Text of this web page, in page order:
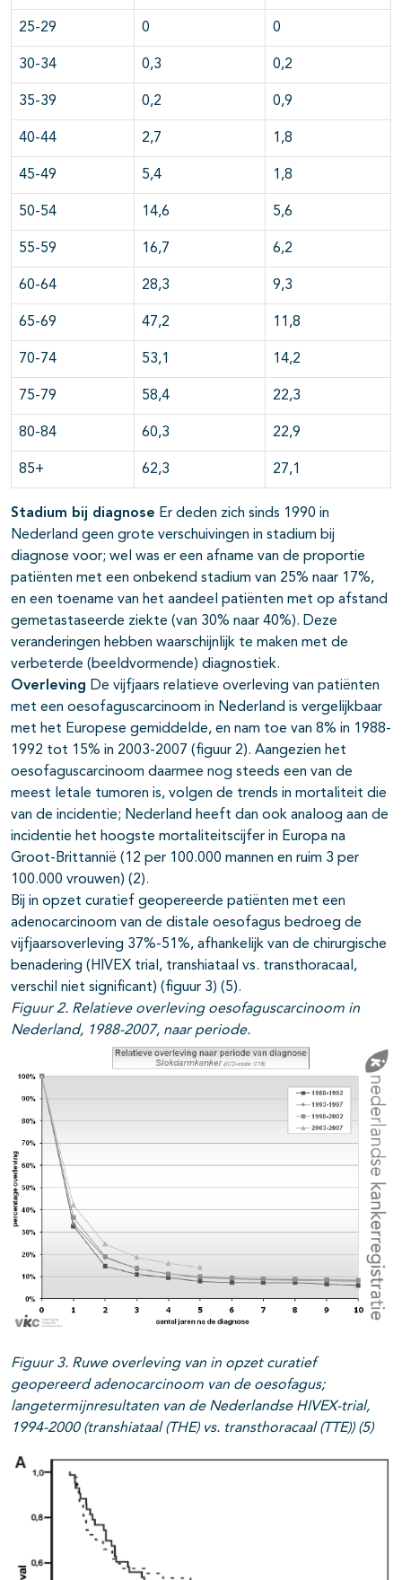
25-29 0 0
30-34 0,3 0,2
35-39 0,2 0,9
40-44 2,7 1,8
45-49 5,4 1,8
50-54 14,6 5,6
55-59 16,7 6,2
60-64 28,3 9,3
65-69 47,2 11,8
70-74 53,1 14,2
75-79 58,4 22,3
80-84 60,3 22,9
85+ 62,3 27,1
Stadium bij diagnose Er deden zich sinds 1990 in
Nederland geen grote verschuivingen in stadium bij
diagnose voor; wel was er een afname van de proportie
patiënten met een onbekend stadium van 25% naar 17%,
en een toename van het aandeel patiënten met op afstand
gemetastaseerde ziekte (van 30% naar 40%). Deze
veranderingen hebben waarschijnlijk te maken met de
verbeterde (beeldvormende) diagnostiek.
Overleving De vijfjaars relatieve overleving van patiënten
met een oesofaguscarcinoom in Nederland is vergelijkbaar
met het Europese gemiddelde, en nam toe van 8% in 1988-
1992 tot 15% in 2003-2007 (figuur 2). Aangezien het
oesofaguscarcinoom daarmee nog steeds een van de
meest letale tumoren is, volgen de trends in mortaliteit die
van de incidentie; Nederland heeft dan ook analoog aan de
incidentie het hoogste mortaliteitscijfer in Europa na
Groot-Brittannië (12 per 100.000 mannen en ruim 3 per
100.000 vrouwen) (2).
Bij in opzet curatief geopereerde patiënten met een
adenocarcinoom van de distale oesofagus bedroeg de
vijfjaarsoverleving 37%-51%, afhankelijk van de chirurgische
benadering (HIVEX trial, transhiataal vs. transthoracaal,
verschil niet significant) (figuur 3) (5).
Figuur 2. Relatieve overleving oesofaguscarcinoom in
Nederland, 1988-2007, naar periode.
Figuur 3. Ruwe overleving van in opzet curatief
geopereerd adenocarcinoom van de oesofagus;
langetermijnresultaten van de Nederlandse HIVEX-trial,
1994-2000 (transhiataal (THE) vs. transthoracaal (TTE)) (5)